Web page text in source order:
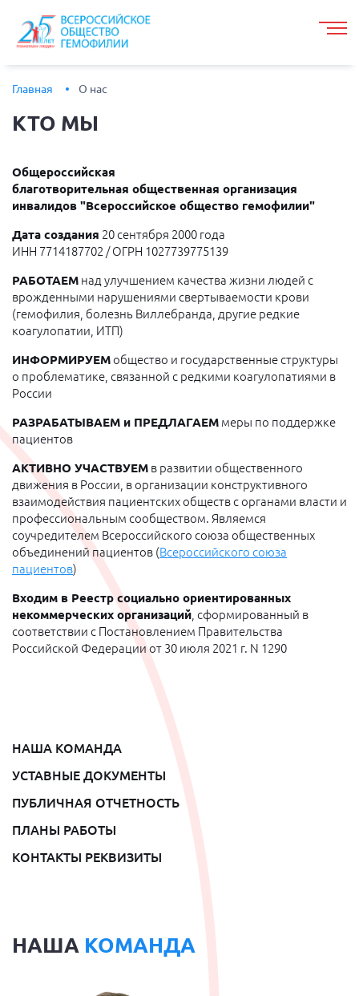
Главная О нас
КТО МЫ
Общероссийская
благотворительная общественная организация
инвалидов "Всероссийское общество гемофилии"
Дата создания 20 сентября 2000 года
ИНН 7714187702 / ОГРН 1027739775139
РАБОТАЕМ над улучшением качества жизни людей с
врожденными нарушениями свертываемости крови
(гемофилия, болезнь Виллебранда, другие редкие
коагулопатии, ИТП)
ИНФОРМИРУЕМобщество и государственные структуры
о проблематике, связанной с редкими коагулопатиями в
России
РАЗРАБАТЫВАЕМ и ПРЕДЛАГАЕМ меры по поддержке
пациентов
АКТИВНО УЧАСТВУЕМ в развитии общественного
движения в России, в организации конструктивного
взаимодействия пациентских обществ с органами власти и
профессиональным сообществом. Являемся
соучредителем Всероссийского союза общественных
объединений пациентов (Всероссийского союза
пациентов)
Входим в Реестр социально ориентированных
некоммерческих организаций , сформированный в
соответствии с Постановлением Правительства
Российской Федерации от 30 июля 2021 г. N 1290
НАША КОМАНДА
УСТАВНЫЕ ДОКУМЕНТЫ
ПУБЛИЧНАЯ ОТЧЕТНОСТЬ
ПЛАНЫ РАБОТЫ
КОНТАКТЫ РЕКВИЗИТЫ
НАША КОМАНДА